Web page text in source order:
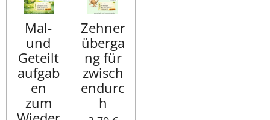
Mal-
und
Geteilt
aufgab
en
zum
Zehner
überga
ng für
zwisch
endurc
h